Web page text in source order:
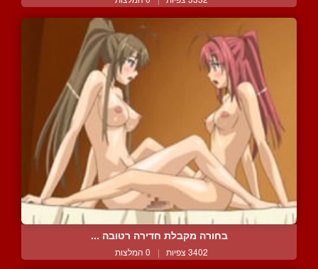
בחורה מקבלת חדירה רטובה ...
3402 צפיות | 0 המלצות